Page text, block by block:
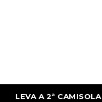
LEVA A 2ª CAMISOLA